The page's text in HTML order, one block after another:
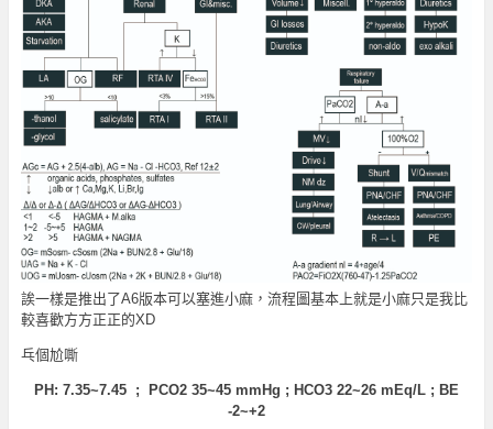
誒一樣是推出了A6版本可以塞進小麻，流程圖基本上就是小麻只是我比
較喜歡方方正正的XD
乓個尬嘶
PH: 7.35~7.45 ; PCO2 35~45 mmHg ; HCO3 22~26 mEq/L ; BE
-2~+2